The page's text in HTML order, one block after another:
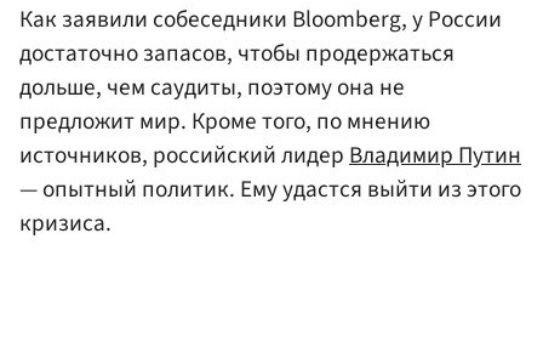
Как заявили собеседники Bloomberg, у России
достаточно запасов, чтобы продержаться
дольше, чем саудиты, поэтому она не
предложит мир. Кроме того, по мнению
источников, российский лидерВладимир Путин
— опытный политик. Ему удастся выйти из этого
кризиса.